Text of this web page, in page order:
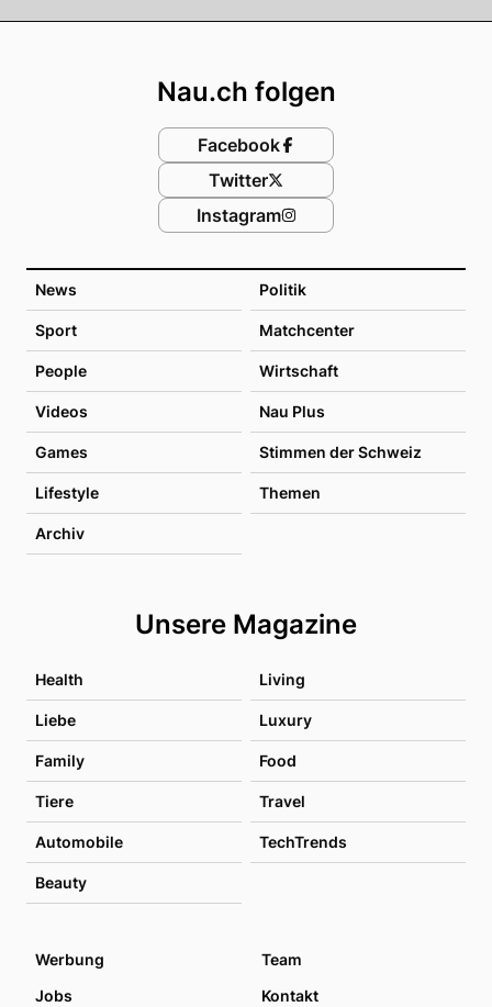
News Politik
Sport Matchcenter
People Wirtschaft
Videos Nau Plus
Games Stimmen der Schweiz
Lifestyle Themen
Archiv
Unsere Magazine
Health Living
Liebe Luxury
Family Food
Tiere Travel
Automobile TechTrends
Beauty
Nau.ch folgen
Facebook
Twitter
Instagram
Werbung
Team
Jobs
Kontakt